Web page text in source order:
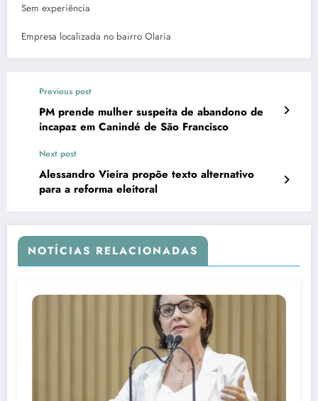
Sem experiência
Empresa localizada no bairro Olaria
Previous post
PM prende mulher suspeita de abandono de
incapaz em Canindé de São Francisco
Next post
Alessandro Vieira propõe texto alternativo
para a reforma eleitoral
NOTÍCIAS RELACIONADAS